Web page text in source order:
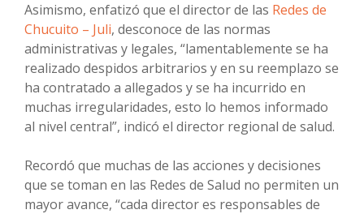
Asimismo, enfatizó que el director de las Redes de
Chucuito – Juli, desconoce de las normas
administrativas y legales, “lamentablemente se ha
realizado despidos arbitrarios y en su reemplazo se
ha contratado a allegados y se ha incurrido en
muchas irregularidades, esto lo hemos informado
al nivel central”, indicó el director regional de salud.
Recordó que muchas de las acciones y decisiones
que se toman en las Redes de Salud no permiten un
mayor avance, “cada director es responsables de